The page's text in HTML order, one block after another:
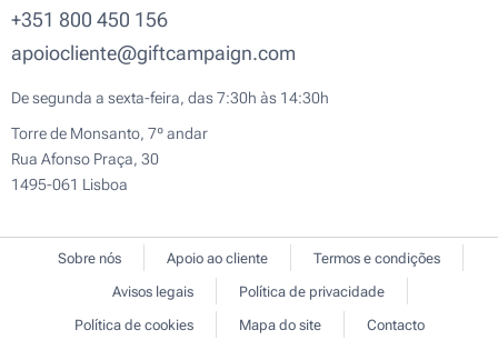
+351 800 450 156
apoiocliente@giftcampaign.com
De segunda a sexta-feira, das 7:30h às 14:30h
Torre de Monsanto, 7º andar
Rua Afonso Praça, 30
1495-061 Lisboa
Sobre nós Apoio ao cliente
Termos e condições
Avisos legais
Política de privacidade
Política de cookies
Mapa do site Contacto